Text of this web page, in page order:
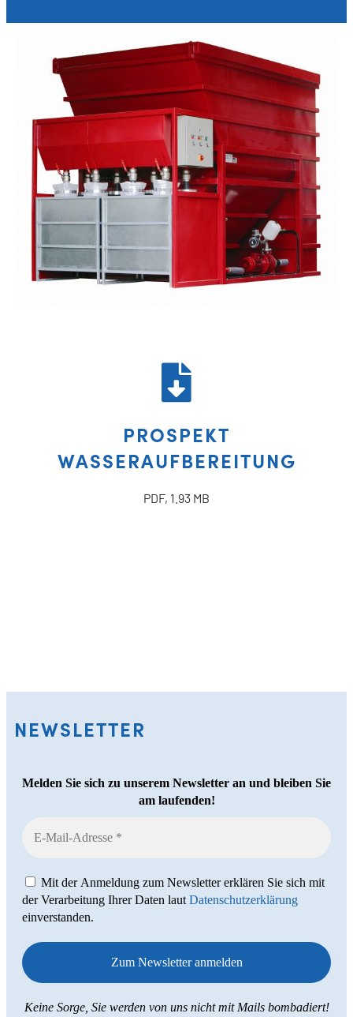
PROSPEKT
WASSERAUFBEREITUNG
PDF, 1.93 MB
NEWSLETTER
Melden Sie sich zu unserem Newsletter an und bleiben Sie
am laufenden!
Mit der Anmeldung zum Newsletter erklären Sie sich mit
der Verarbeitung Ihrer Daten laut Datenschutzerklärung
einverstanden.
Keine Sorge, Sie werden von uns nicht mit Mails bombadiert!